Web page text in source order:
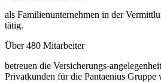
als Familienunternehmen in der
tätig.
Über 480 Mitarbeiter
betreuen die Versicherungs-
Privatkunden für die Pantaenius Gruppe